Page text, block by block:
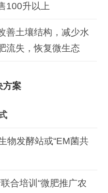
100升以上
善土壤结构，减少水
流失，恢复微生态
方案
物发酵站或“EM菌共
合培训“微肥推广农